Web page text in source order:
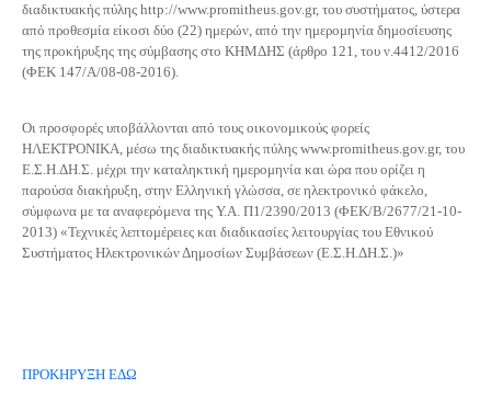
διαδικτυακής πύλης http://www.promitheus.gov.gr, του συστήματος, ύστερα
από προθεσμία είκοσι δύο (22) ημερών, από την ημερομηνία δημοσίευσης
της προκήρυξης της σύμβασης στο ΚΗΜΔΗΣ (άρθρο 121, του ν.4412/2016
(ΦΕΚ 147/Α/08-08-2016).
Οι προσφορές υποβάλλονται από τους οικονομικούς φορείς
ΗΛΕΚΤΡΟΝΙΚΑ, μέσω της διαδικτυακής πύλης www.promitheus.gov.gr, του
Ε.Σ.Η.ΔΗ.Σ. μέχρι την καταληκτική ημερομηνία και ώρα που ορίζει η
παρούσα διακήρυξη, στην Ελληνική γλώσσα, σε ηλεκτρονικό φάκελο,
σύμφωνα με τα αναφερόμενα της Υ.Α. Π1/2390/2013 (ΦΕΚ/Β/2677/21-10-
2013) «Τεχνικές λεπτομέρειες και διαδικασίες λειτουργίας του Εθνικού
Συστήματος Ηλεκτρονικών Δημοσίων Συμβάσεων (Ε.Σ.Η.ΔΗ.Σ.)»
ΠΡΟΚΗΡΥΞΗ ΕΔΩ